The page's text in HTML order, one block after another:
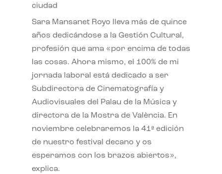
ciudad
Sara Mansanet Royo lleva más de quince
años dedicándose a la Gestión Cultural,
profesión que ama «por encima de todas
las cosas. Ahora mismo, el 100% de mi
jornada laboral está dedicado a ser
Subdirectora de Cinematografía y
Audiovisuales del Palau de la Música y
directora de la Mostra de València. En
noviembre celebraremos la 41ª edición
de nuestro festival decano y os
esperamos con los brazos abiertos»,
explica.